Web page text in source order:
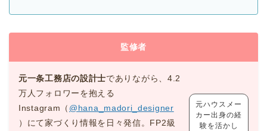
監修者
元一条工務店の設計士でありながら、4.2
万人フォロワーを抱える
Instagram（ @hana_madori_designer
）にて家づくり情報を日々発信。FP2級
元ハウスメー
カー出身の経
験を活かし